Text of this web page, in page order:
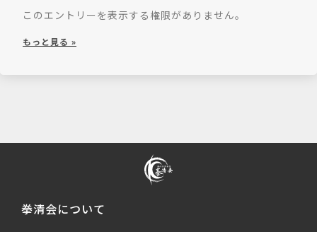
このエントリーを表示する権限がありません。
もっと見る »
拳清会について